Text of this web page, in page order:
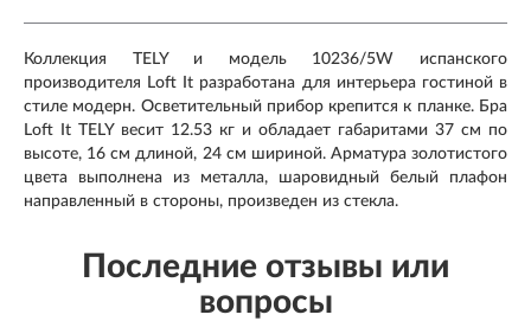
Коллекция TELY и модель 10236/5W испанского
производителя Loft It разработана для интерьера гостиной в
стиле модерн. Осветительный прибор крепится к планке. Бра
Loft It TELY весит 12.53 кг и обладает габаритами 37 см по
высоте, 16 см длиной, 24 см шириной. Арматура золотистого
цвета выполнена из металла, шаровидный белый плафон
направленный в стороны, произведен из стекла.
Последние отзывы или
вопросы